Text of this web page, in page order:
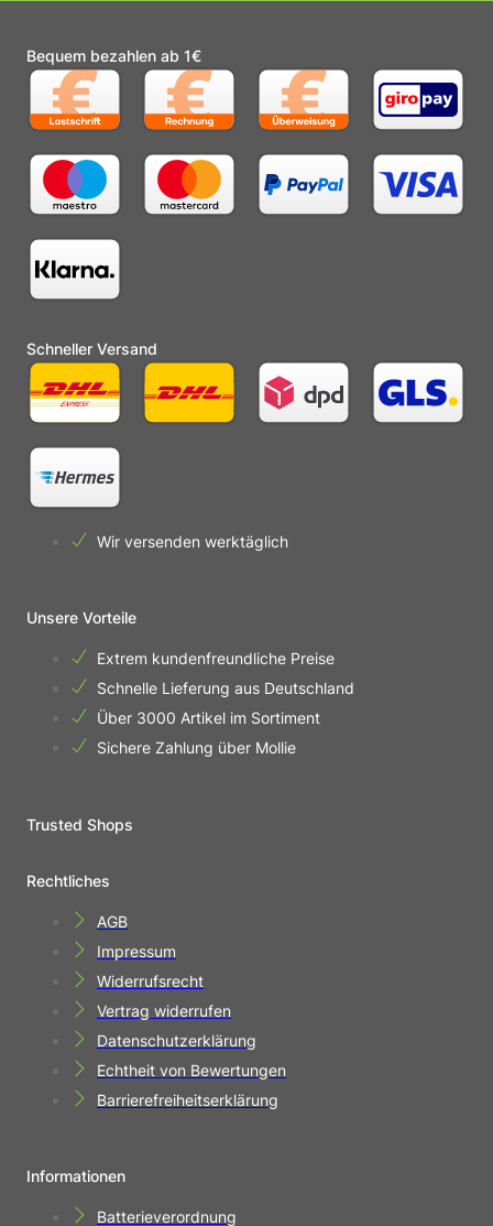
Bequem bezahlen ab 1€
Schneller Versand
Wir versenden werktäglich
Unsere Vorteile
Extrem kundenfreundliche Preise
Schnelle Lieferung aus Deutschland
Über 3000 Artikel im Sortiment
Sichere Zahlung über Mollie
Trusted Shops
Rechtliches
AGB
Impressum
Widerrufsrecht
Vertrag widerrufen
Datenschutzerklärung
Echtheit von Bewertungen
Barrierefreiheitserklärung
Informationen
Batterieverordnung